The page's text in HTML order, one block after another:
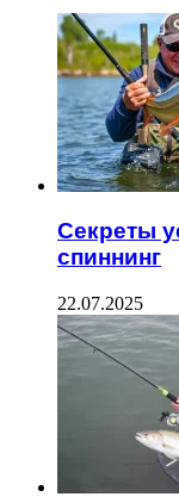
Секреты
спиннинг
22.07.2025